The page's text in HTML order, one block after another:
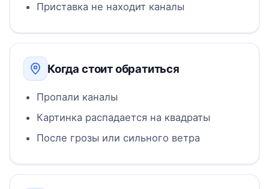
Приставка не находит каналы
Когда стоит обратиться
Пропали каналы
Картинка распадается на квадраты
После грозы или сильного ветра